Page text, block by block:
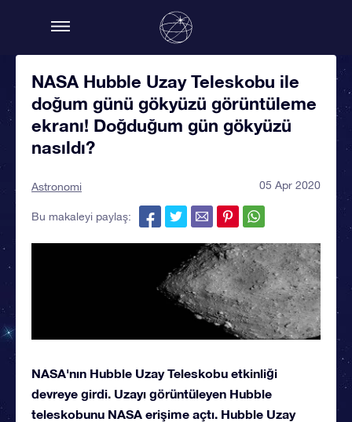
NASA Hubble Uzay Teleskobu ile
doğum günü gökyüzü görüntüleme
ekranı! Doğduğum gün gökyüzü
nasıldı?
Astronomi 05 Apr 2020
Bu makaleyi paylaş:
NASA'nın Hubble Uzay Teleskobu etkinliği
devreye girdi. Uzayı görüntüleyen Hubble
teleskobunu NASA erişime açtı. Hubble Uzay